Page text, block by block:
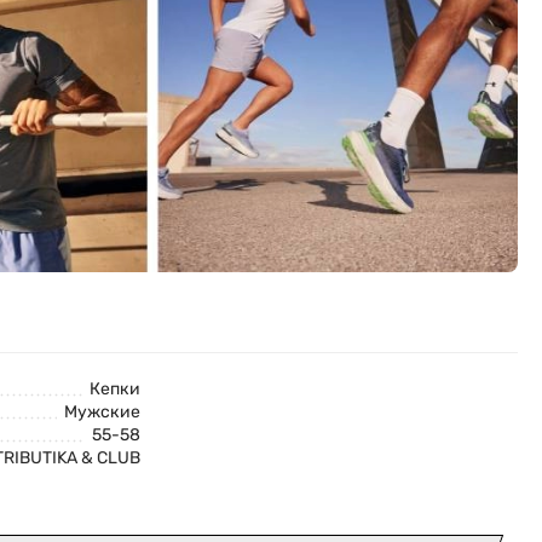
Кепки
Мужские
55-58
& CLUB